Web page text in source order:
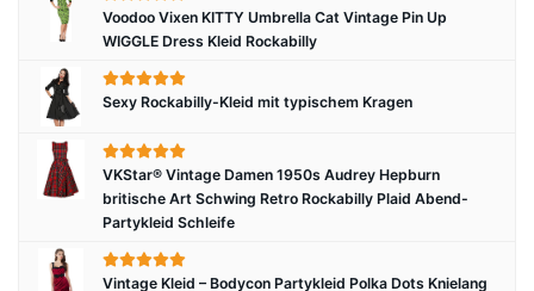
Voodoo Vixen KITTY Umbrella Cat Vintage Pin Up
WIGGLE Dress Kleid Rockabilly
Sexy Rockabilly-Kleid mit typischem Kragen
VKStar® Vintage Damen 1950s Audrey Hepburn
britische Art Schwing Retro Rockabilly Plaid Abend-
Partykleid Schleife
Vintage Kleid – Bodycon Partykleid Polka Dots Knielang